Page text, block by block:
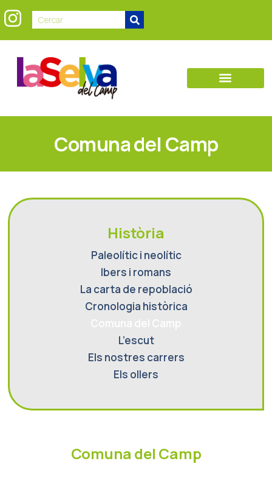
Comuna del Camp
Història
Paleolític i neolític
Ibers i romans
La carta de repoblació
Cronologia històrica
L’escut
Els nostres carrers
Els ollers
Comuna del Camp